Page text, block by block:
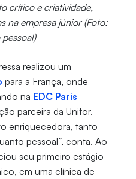
crítico e criatividade,
na empresa júnior (Foto:
realizou um
para a França, onde
na EDC Paris
parceira da Unifor.
enriquecedora, tanto
pessoal”, conta. Ao
seu primeiro estágio
em uma clínica de